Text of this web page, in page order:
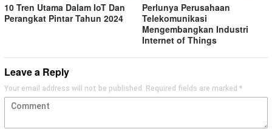
10 Tren Utama Dalam IoT Dan
Perangkat Pintar Tahun 2024
Perlunya Perusahaan
Telekomunikasi
Mengembangkan Industri
Internet of Things
Leave a Reply
Your email address will not be published. Required fields are marked *